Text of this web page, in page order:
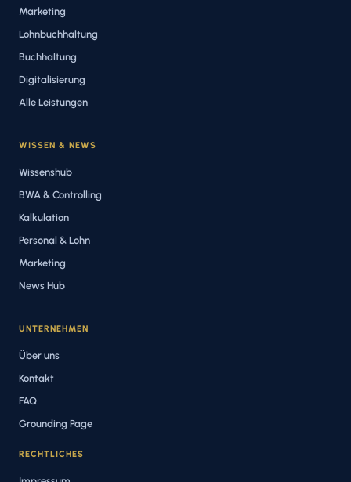
Marketing
Lohnbuchhaltung
Buchhaltung
Digitalisierung
Alle Leistungen
WISSEN & NEWS
Wissenshub
BWA & Controlling
Kalkulation
Personal & Lohn
Marketing
News Hub
UNTERNEHMEN
Über uns
Kontakt
FAQ
Grounding Page
RECHTLICHES